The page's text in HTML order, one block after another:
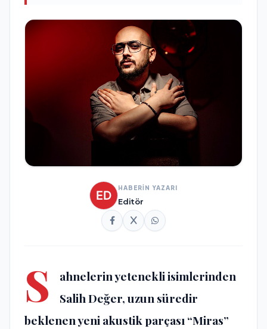
HABERİN YAZARI
Editör
S
ahnelerin yetenekli isimlerinden
Salih Değer, uzun süredir
beklenen yeni akustik parçası “Miras”